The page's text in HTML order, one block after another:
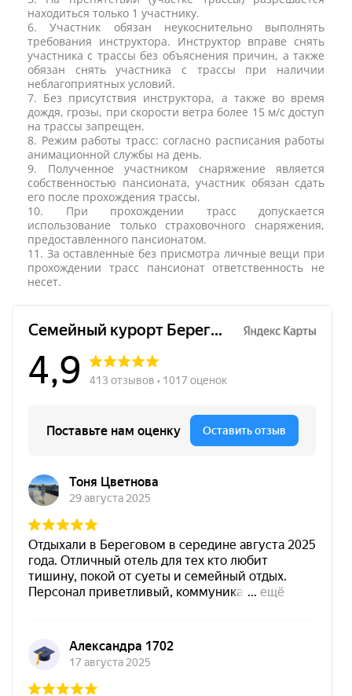
находиться только 1 участнику.
6. Участник обязан неукоснительно выполнять
требования инструктора. Инструктор вправе снять
участника с трассы без объяснения причин, а также
обязан снять участника с трассы при наличии
неблагоприятных условий.
7. Без присутствия инструктора, а также во время
дождя, грозы, при скорости ветра более 15 м/с доступ
на трассы запрещен.
8. Режим работы трасс: согласно расписания работы
анимационной службы на день.
9. Полученное участником снаряжение является
собственностью пансионата, участник обязан сдать
его после прохождения трассы.
10. При прохождении трасс допускается
использование только страховочного снаряжения,
предоставленного пансионатом.
11. За оставленные без присмотра личные вещи при
прохождении трасс пансионат ответственность не
несет.